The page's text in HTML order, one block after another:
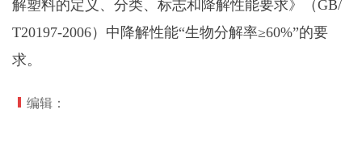
解塑料的定义、分类、标志和降解性能要求》（GB/
T20197-2006）中降解性能“生物分解率≥60%”的要
求。
编辑：